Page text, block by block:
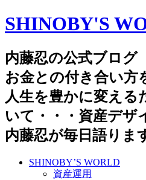
SHINOBY'S
内藤忍の公式ブログ
お金との付き合い方
人生を豊かに変える
いて・・・資産デザ
内藤忍が毎日語りま
SHINOBY’S WORLD
資産運用